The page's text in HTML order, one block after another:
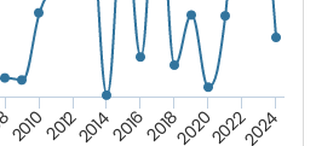
20102012201420162018202020222024